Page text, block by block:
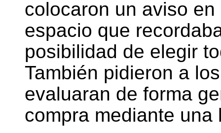
colocaron un aviso
espacio que
posibilidad de elegir
También pidieron a
evaluaran de forma
compra mediante una